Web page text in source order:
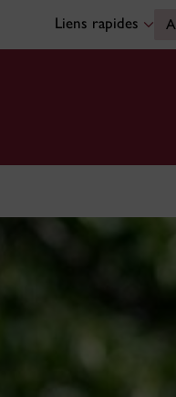
Liens rapides